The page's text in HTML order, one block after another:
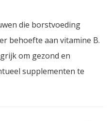
die borstvoeding
behoefte aan vitamine B.
om gezond en
supplementen te